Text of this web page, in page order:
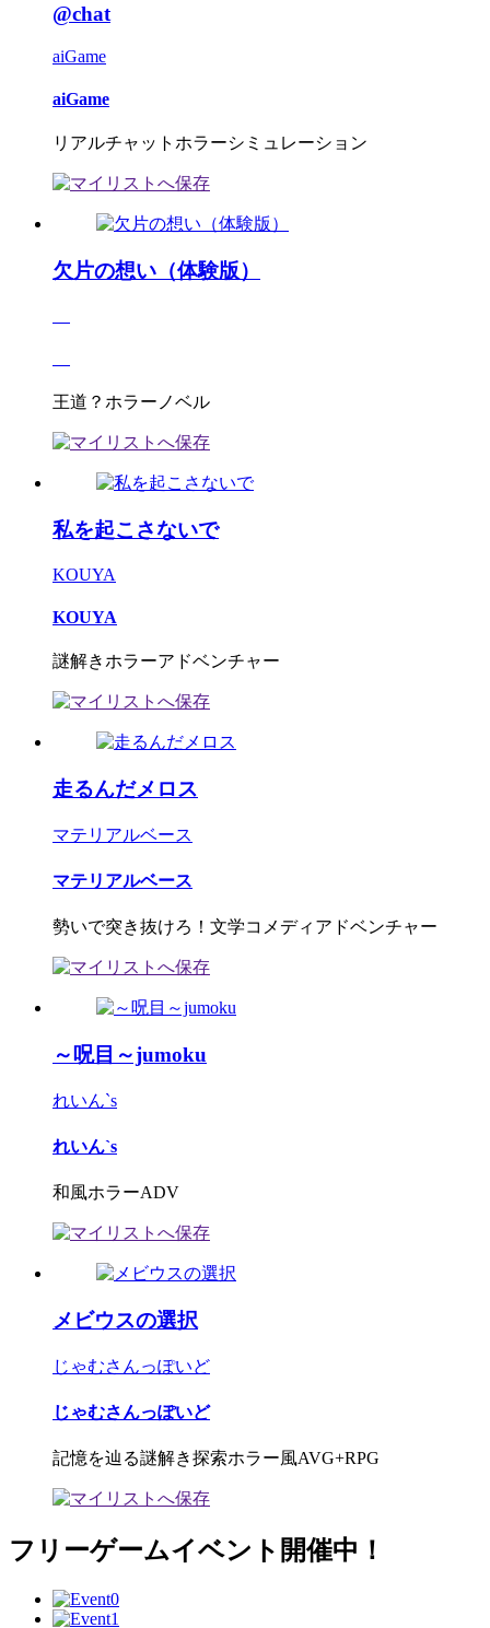
@chat
aiGame
aiGame
リアルチャットホラーシミュレーション
欠片の想い（体験版）
王道？ホラーノベル
私を起こさないで
KOUYA
KOUYA
謎解きホラーアドベンチャー
走るんだメロス
マテリアルベース
マテリアルベース
勢いで突き抜けろ！文学コメディアドベンチャー
～呪目～jumoku
れいん`s
れいん`s
和風ホラーADV
メビウスの選択
じゃむさんっぽいど
じゃむさんっぽいど
記憶を辿る謎解き探索ホラー風AVG+RPG
フリーゲームイベント開催中！